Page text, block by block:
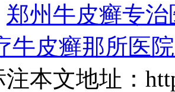
郑州牛皮癣专治
牛皮癣那所医
本文地址：